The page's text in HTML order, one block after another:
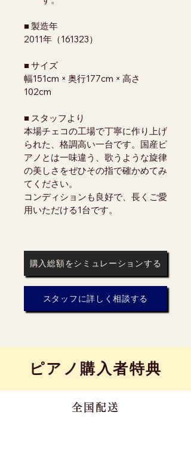
■ 製造年
2011年（161323）
■ サイズ
幅151cm × 奥行177cm × 高さ
102cm
■ スタッフより
本場チェコの工場で丁寧に作り上げ
られた、格調高い一台です。国産ピ
アノとは一味違う、歌うような旋律
の美しさをぜひその指で確かめてみ
てください。
コンディションも良好で、長くご愛
用いただける1台です。
購入総額をシミュレーションする
スタッフに詳しく相談する
​ピアノ購入者特典
全国配送